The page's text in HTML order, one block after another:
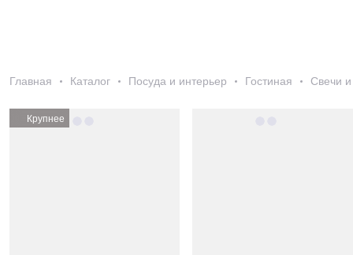
Главная Каталог Посуда и интерьер Гостиная Свечи
Крупнее